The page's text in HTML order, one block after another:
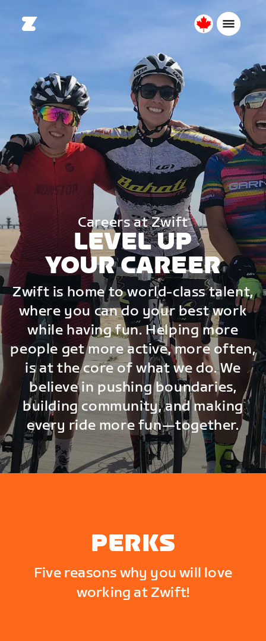
Canada
Careers at Zwift
LEVEL UP
YOUR CAREER
Zwift is home to world-class talent,
where you can do your best work
while having fun. Helping more
people get more active, more often,
is at the core of what we do. We
believe in pushing boundaries,
building community, and making
every ride more fun—together.
PERKS
Five reasons why you will love
working at Zwift!